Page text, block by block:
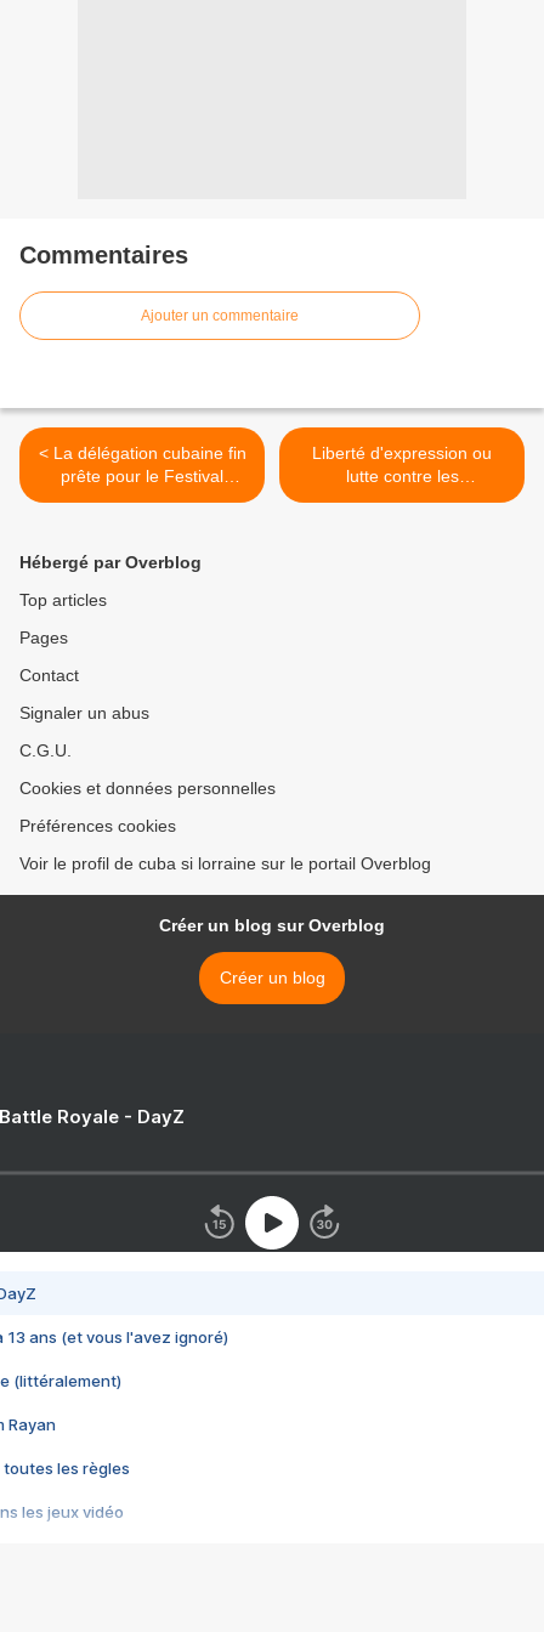
Commentaires
Ajouter un commentaire
< La délégation cubaine fin
prête pour le Festival
mondial de la Jeunesse
Liberté d'expression ou
lutte contre les
discriminations: le faux
Hébergé par Overblog
Top articles
Pages
Contact
Signaler un abus
C.G.U.
Cookies et données personnelles
Préférences cookies
Voir le profil de cuba si lorraine sur le portail Overblog
Créer un blog sur Overblog
Créer un blog
Royale - DayZ
13 ans (et vous l'avez ignoré)
(littéralement)
Rayan
toutes les règles
les jeux vidéo